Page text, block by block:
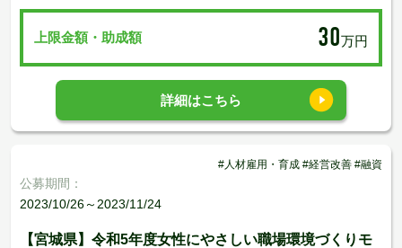
上限金額・助成額 30万円
詳細はこちら
#人材雇用・育成 #経営改善 #融資
公募期間：
2023/10/26～2023/11/24
【宮城県】令和5年度女性にやさしい職場環境づくりモ